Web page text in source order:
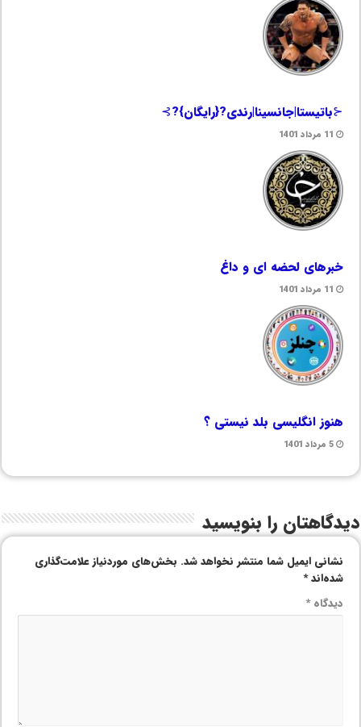
⊰باتیستا|جانسینا|رندی?{رایگان}?⊱
11 مرداد 1401
خبرهای لحضه ای و داغ
11 مرداد 1401
هنوز انگلیسی بلد نیستی ؟
5 مرداد 1401
دیدگاهتان را بنویسید
نشانی ایمیل شما منتشر نخواهد شد. بخش‌های موردنیاز علامت‌گذاری
شده‌اند*
دیدگاه*